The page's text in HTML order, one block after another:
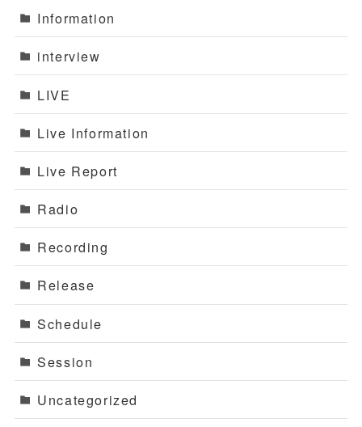
Information
interview
LIVE
Live Information
Live Report
Radio
Recording
Release
Schedule
Session
Uncategorized